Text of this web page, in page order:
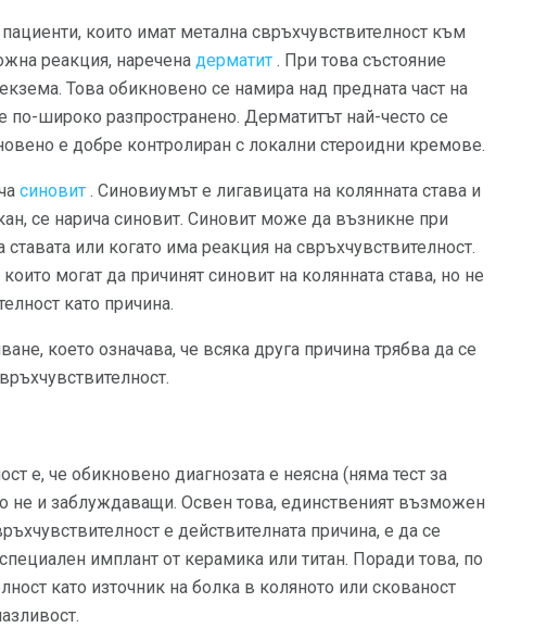
които имат метална свръхчувствителност към
реакция, наречена дерматит . При това състояние
Това обикновено се намира над предната част на
широко разпространено. Дерматитът най-често се
е добре контролиран с локални стероидни кремове.
синовит . Синовиумът е лигавицата на колянната става и
се нарича синовит. Синовит може да възникне при
или когато има реакция на свръхчувствителност.
могат да причинят синовит на колянната става, но не
като причина.
което означава, че всяка друга причина трябва да се
е, че обикновено диагнозата е неясна (няма тест за
не и заблуждаващи. Освен това, единственият възможен
е действителната причина, е да се
имплант от керамика или титан. Поради това, по
като източник на болка в коляното или скованост